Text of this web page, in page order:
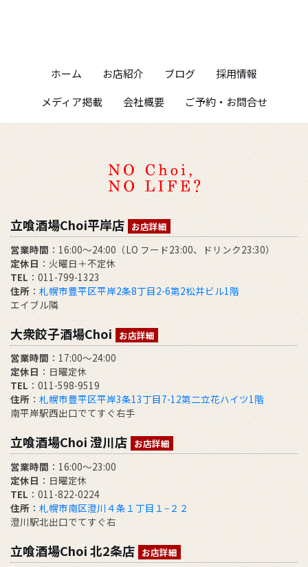
ホーム お店紹介 ブログ
採用情報
メディア掲載
会社概要 ご予約・お問合せ
立喰酒場Choi平岸店 お店詳細
営業時間 ：16:00～24:00（LO フード23:00、ドリンク23:30）
定休日 ：火曜日＋不定休
TEL ：011-799-1323
住所 ： 札幌市豊平区平岸2条8丁目2-6第2松井ビル1階
エイブル隣
大衆餃子酒場Choi お店詳細
営業時間 ：17:00～24:00
定休日 ：日曜定休
TEL ：011-598-9519
住所 ： 札幌市豊平区平岸3条13丁目7-12第二立花ハイツ1階
南平岸駅西出口でてすぐ右手
立喰酒場Choi 澄川店 お店詳細
営業時間 ：16:00～23:00
定休日 ：日曜定休
TEL ：011-822-0224
住所 ： 札幌市南区澄川４条１丁目１−２２
澄川駅北出口でてすぐ右
立喰酒場Choi 北2条店 お店詳細